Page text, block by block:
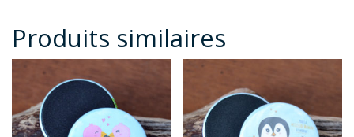
Produits similaires